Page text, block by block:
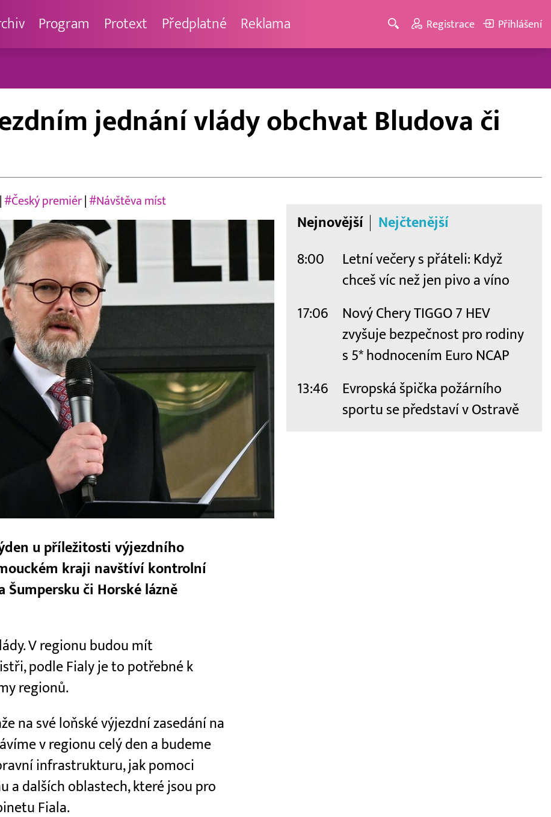
Program Protext Předplatné Reklama Registrace Přihlášení
jednání vlády obchvat Bludova či
#Český premiér| #Návštěva míst
u příležitosti výjezdního
kraji navštíví kontrolní
či Horské lázně
V regionu budou mít
podle Fialy je to potřebné k
regionů.
na své loňské výjezdní zasedání na
v regionu celý den a budeme
infrastrukturu, jak pomoci
a dalších oblastech, které jsou pro
Fiala.
Nejnovější Nejčtenější
8:00
Letní večery s přáteli: Když
chceš víc než jen pivo a víno
17:06
Nový Chery TIGGO 7 HEV
zvyšuje bezpečnost pro rodiny
s 5* hodnocením Euro NCAP
13:46
Evropská špička požárního
sportu se představí v Ostravě